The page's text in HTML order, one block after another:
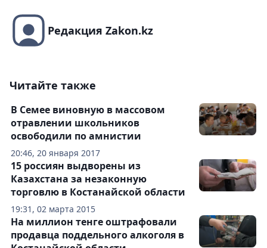
Редакция Zakon.kz
Читайте также
20:46, 20 января 2017
В Семее виновную в массовом
отравлении школьников
освободили по амнистии
19:31, 02 марта 2015
15 россиян выдворены из
Казахстана за незаконную
торговлю в Костанайской области
На миллион тенге оштрафовали
продавца поддельного алкоголя в